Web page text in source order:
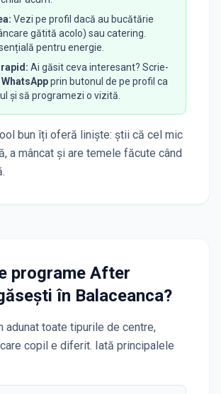
Vezi pe profil dacă au bucătărie
gătită acolo) sau catering.
pentru energie.
Ai găsit ceva interesant? Scrie-
WhatsAppprin butonul de pe profil ca
și să programezi o vizită.
bun îți oferă liniște: știi că cel mic
a mâncat și are temele făcute când
programe After
în Balaceanca?
adunat toate tipurile de centre,
copil e diferit. Iată principalele